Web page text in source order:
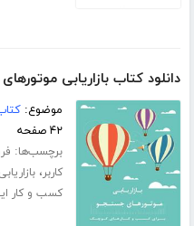
دانلود کتاب بازاریابی
موضوع:
۴۲ صفحه
برچسب‌ها:
کاربر،
کسب و کار